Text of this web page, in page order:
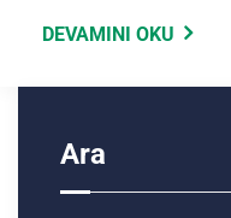
DEVAMINI OKU
Ara